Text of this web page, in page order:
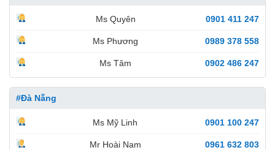
Ms Quyên 0901 411 247
Ms Phương 0989 378 558
Ms Tâm 0902 486 247
#Đà Nẵng
Ms Mỹ Linh 0901 100 247
Mr Hoài Nam 0961 632 803